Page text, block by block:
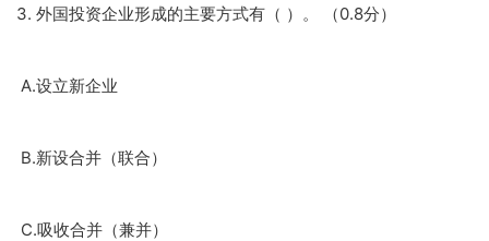
3. 外国投资企业形成的主要方式有（ ）。 （0.8分）
A.设立新企业
B.新设合并（联合）
C.吸收合并（兼并）